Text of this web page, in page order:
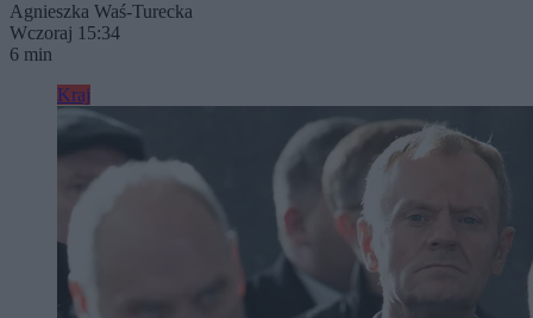
Agnieszka Waś-Turecka
Wczoraj 15:34
6 min
Kraj